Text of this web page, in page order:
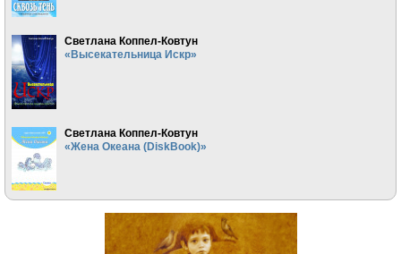
Светлана Коппел-Ковтун
«Высекательница Искр»
Светлана Коппел-Ковтун
«Жена Океана (DiskBook)»